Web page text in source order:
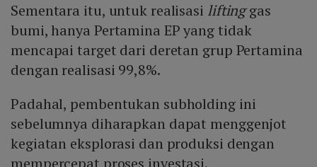
Sementara itu, untuk realisasi liftinggas
bumi, hanya Pertamina EP yang tidak
mencapai target dari deretan grup Pertamina
dengan realisasi 99,8%.
Padahal, pembentukan subholding ini
sebelumnya diharapkan dapat menggenjot
kegiatan eksplorasi dan produksi dengan